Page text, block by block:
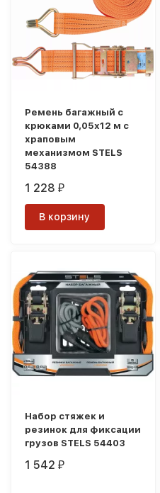
Ремень багажный с
крюками 0,05х12 м с
храповым
механизмом STELS
54388
1 228₽
В корзину
Набор стяжек и
резинок для фиксации
грузов STELS 54403
1 542₽